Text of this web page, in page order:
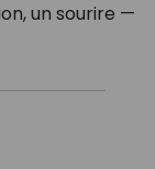
un sourire —